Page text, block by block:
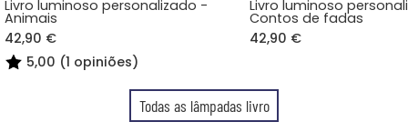
Livro luminoso personalizado -
Animais
42,90 €
5,00 (1 opiniões)
Livro luminoso
Contos de fadas
42,90 €
Todas as lâmpadas livro